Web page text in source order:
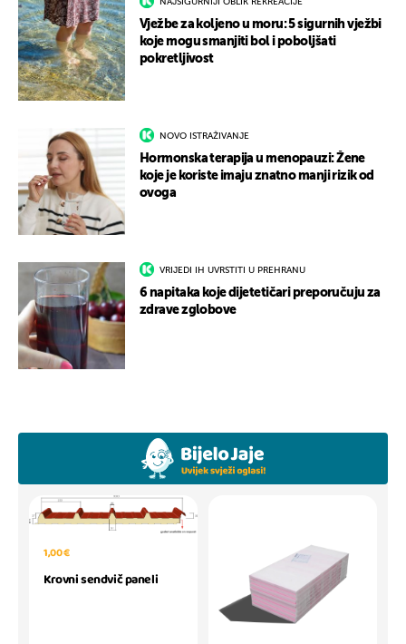
NAJSIGURNIJI OBLIK REKREACIJE
Vježbe za koljeno u moru: 5 sigurnih vježbi
koje mogu smanjiti bol i poboljšati
pokretljivost
NOVO ISTRAŽIVANJE
Hormonska terapija u menopauzi: Žene
koje je koriste imaju znatno manji rizik od
ovoga
VRIJEDI IH UVRSTITI U PREHRANU
6 napitaka koje dijetetičari preporučuju za
zdrave zglobove
1,00 €
Krovni sendvič paneli